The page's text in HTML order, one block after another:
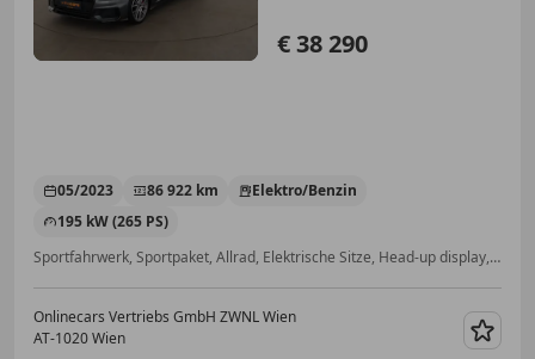
€ 38 290
05/2023 86 922 km
Elektro/Benzin
195 kW (265 PS)
Sportfahrwerk, Sportpaket, Allrad, Elektrische Sitze, Head-up display, Anhängerkupplung, Soundsystem, Totwinkel-Assistent
Onlinecars Vertriebs GmbH ZWNL Wien
AT-1020 Wien